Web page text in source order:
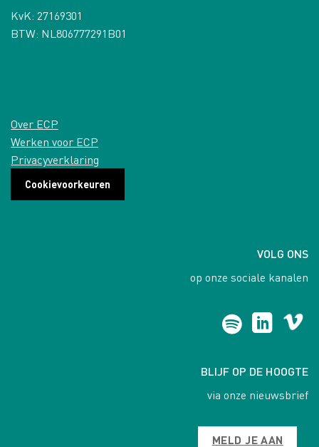
KvK: 27169301
BTW: NL806777291B01
Over ECP
Werken voor ECP
Privacyverklaring
Cookievoorkeuren
VOLG ONS
op onze sociale kanalen
BLIJF OP DE HOOGTE
via onze nieuwsbrief
MELD JE AAN